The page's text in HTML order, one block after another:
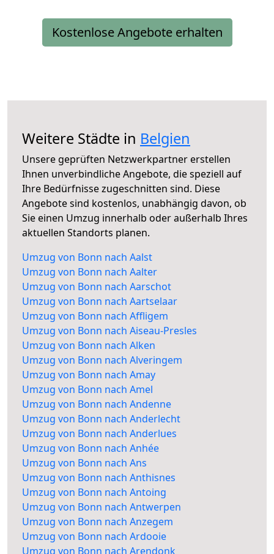
Kostenlose Angebote erhalten
Weitere Städte in Belgien
Unsere geprüften Netzwerkpartner erstellen
Ihnen unverbindliche Angebote, die speziell auf
Ihre Bedürfnisse zugeschnitten sind. Diese
Angebote sind kostenlos, unabhängig davon, ob
Sie einen Umzug innerhalb oder außerhalb Ihres
aktuellen Standorts planen.
Umzug von Bonn nach Aalst
Umzug von Bonn nach Aalter
Umzug von Bonn nach Aarschot
Umzug von Bonn nach Aartselaar
Umzug von Bonn nach Affligem
Umzug von Bonn nach Aiseau-Presles
Umzug von Bonn nach Alken
Umzug von Bonn nach Alveringem
Umzug von Bonn nach Amay
Umzug von Bonn nach Amel
Umzug von Bonn nach Andenne
Umzug von Bonn nach Anderlecht
Umzug von Bonn nach Anderlues
Umzug von Bonn nach Anhée
Umzug von Bonn nach Ans
Umzug von Bonn nach Anthisnes
Umzug von Bonn nach Antoing
Umzug von Bonn nach Antwerpen
Umzug von Bonn nach Anzegem
Umzug von Bonn nach Ardooie
Umzug von Bonn nach Arendonk